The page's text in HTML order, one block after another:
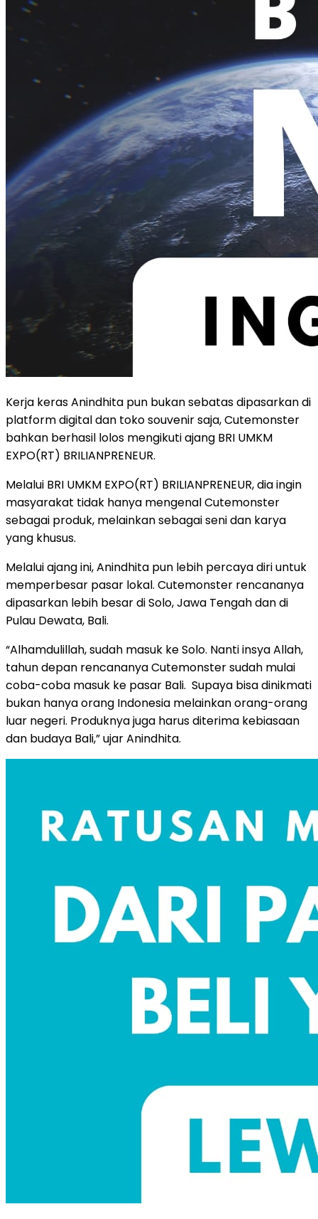
Kerja keras Anindhita pun bukan sebatas dipasarkan di
platform digital dan toko souvenir saja, Cutemonster
bahkan berhasil lolos mengikuti ajang BRI UMKM
EXPO(RT) BRILIANPRENEUR.
Melalui BRI UMKM EXPO(RT) BRILIANPRENEUR, dia ingin
masyarakat tidak hanya mengenal Cutemonster
sebagai produk, melainkan sebagai seni dan karya
yang khusus.
Melalui ajang ini, Anindhita pun lebih percaya diri untuk
memperbesar pasar lokal. Cutemonster rencananya
dipasarkan lebih besar di Solo, Jawa Tengah dan di
Pulau Dewata, Bali.
“Alhamdulillah, sudah masuk ke Solo. Nanti insya Allah,
tahun depan rencananya Cutemonster sudah mulai
coba-coba masuk ke pasar Bali. Supaya bisa dinikmati
bukan hanya orang Indonesia melainkan orang-orang
luar negeri. Produknya juga harus diterima kebiasaan
dan budaya Bali,” ujar Anindhita.